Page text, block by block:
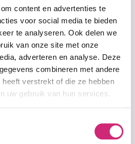
content en advertenties te
voor social media te bieden
te analyseren. Ook delen we
van onze site met onze
adverteren en analyse. Deze
combineren met andere
verstrekt of die ze hebben
uw gebruik van hun services.
Coconut Oil
Styling Gel 473ml
€4,49